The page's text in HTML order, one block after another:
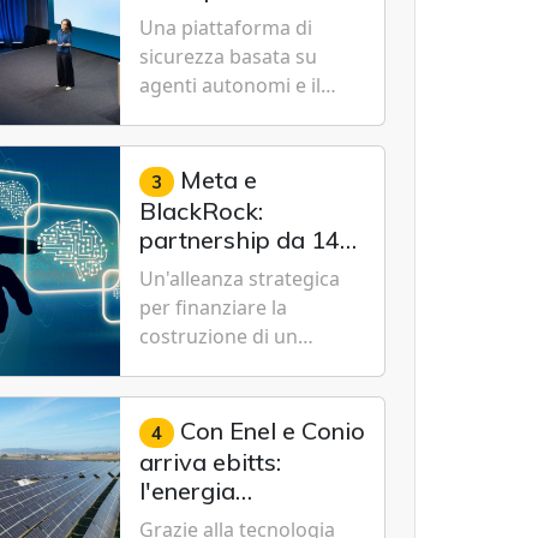
Cybersecurity.
nuovo modello IA
specializzato per la
cybersecurity
Una piattaforma di
sicurezza basata su
agenti autonomi e il
Cyber-1-Flash per
consentire alle
organizzazioni di
passare da una difesa
reattiva a una strategia
di gestione continua del
rischio.
3 Meta e
BlackRock:
partnership da 14
miliardi di dollari
per un data center
da record in Texas
Un'alleanza strategica
per finanziare la
costruzione di un
1 gigawatt a El Paso,
volto a sostenere le
future ambizioni di
superintelligenza e
intelligenza artificiale
4 Con Enel e Conio
arriva ebitts:
l'energia
rinnovabile entra in
Grazie alla tecnologia